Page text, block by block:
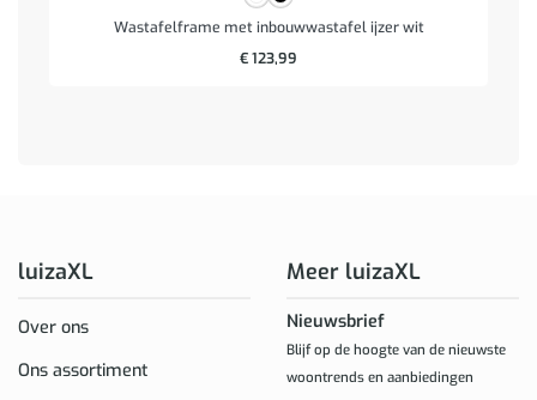
Wastafelframe met inbouwwastafel ijzer wit
€123,99
luizaXL
Over ons
Ons assortiment
Meer luizaXL
Nieuwsbrief
Blijf op de hoogte van de nieuwste
woontrends en aanbiedingen